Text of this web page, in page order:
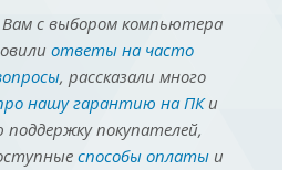
с выбором компьютера
ответы на часто
, рассказали много
нашу гарантию на ПКи
поддержку покупателей,
способы оплатыи